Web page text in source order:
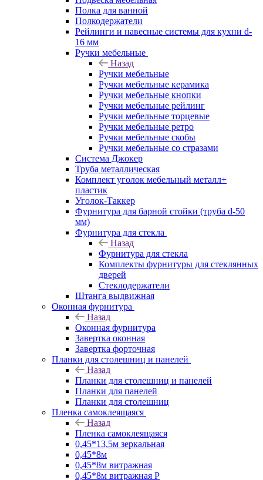
Полка для ванной
Полкодержатели
Рейлинги и навесные системы для кухни d-
16 мм
Ручки мебельные
Назад
Ручки мебельные
Ручки мебельные керамика
Ручки мебельные кнопки
Ручки мебельные рейлинг
Ручки мебельные торцевые
Ручки мебельные ретро
Ручки мебельные скобы
Ручки мебельные со стразами
Система Джокер
Труба металлическая
Комплект уголок мебельный металл+
пластик
Уголок-Таккер
Фурнитура для барной стойки (труба d-50
мм)
Фурнитура для стекла
Назад
Фурнитура для стекла
Комплекты фурнитуры для стеклянных
дверей
Стеклодержатели
Штанга выдвижная
Оконная фурнитура
Назад
Оконная фурнитура
Завертка оконная
Завертка форточная
Планки для столешниц и панелей
Назад
Планки для столешниц и панелей
Планки для панелей
Планки для столешниц
Пленка самоклеящаяся
Назад
Пленка самоклеящаяся
0,45*13,5м зеркальная
0,45*8м
0,45*8м витражная
0,45*8м витражная Р